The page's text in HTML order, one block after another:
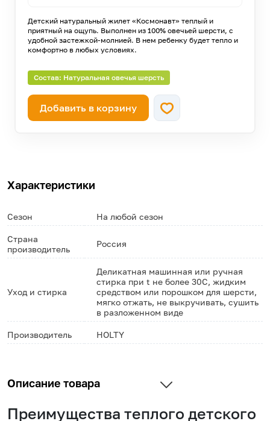
Детский натуральный жилет «Космонавт» теплый и
приятный на ощупь. Выполнен из 100% овечьей шерсти, с
удобной застежкой-молнией. В нем ребенку будет тепло и
комфортно в любых условиях.
Состав: Натуральная овечья шерсть
Добавить в корзину
Характеристики
Сезон На любой сезон
Страна
производитель
Россия
Уход и стирка
Деликатная машинная или ручная
стирка при t не более 30С, жидким
средством или порошком для шерсти,
мягко отжать, не выкручивать, сушить
в разложенном виде
Производитель HOLTY
Описание товара
Преимущества теплого детского